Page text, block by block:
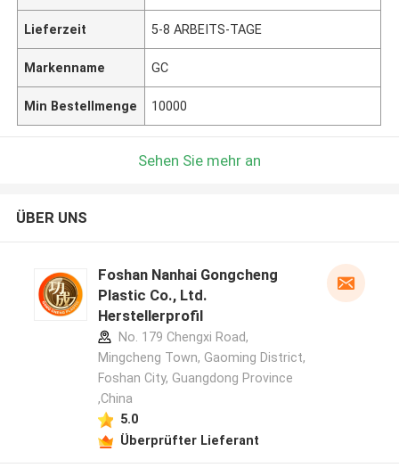
Lieferzeit 5-8 ARBEITS-TAGE
Markenname GC
Min Bestellmenge 10000
Sehen Sie mehr an
ÜBER UNS
Foshan Nanhai Gongcheng
Plastic Co., Ltd.
Herstellerprofil
No. 179 Chengxi Road,
Mingcheng Town, Gaoming District,
Foshan City, Guangdong Province
,China
5.0
Überprüfter Lieferant